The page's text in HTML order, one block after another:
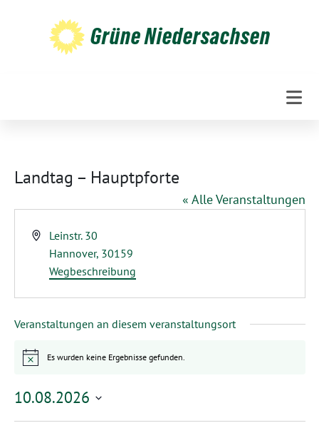
Grüne Niedersachsen
Landtag – Hauptpforte
« Alle Veranstaltungen
AdresseLeinstr. 30
Hannover, 30159
Wegbeschreibung
Veranstaltungen an diesem veranstaltungsort
HinweisEs wurden keine Ergebnisse gefunden.
10.08.2026
Datum